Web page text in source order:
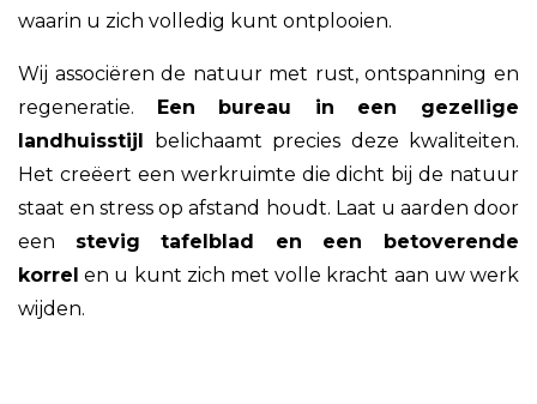
waarin u zich volledig kunt ontplooien.
Wij associëren de natuur met rust, ontspanning en
regeneratie. Een bureau in een gezellige
landhuisstijl belichaamt precies deze kwaliteiten.
Het creëert een werkruimte die dicht bij de natuur
staat en stress op afstand houdt. Laat u aarden door
een stevig tafelblad en een betoverende
korrel en u kunt zich met volle kracht aan uw werk
wijden.